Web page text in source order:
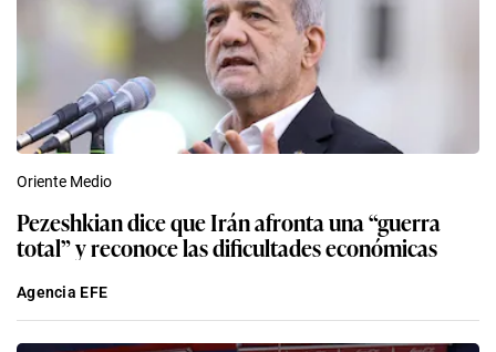
Oriente Medio
Pezeshkian dice que Irán afronta una “guerra
total” y reconoce las dificultades económicas
Agencia EFE